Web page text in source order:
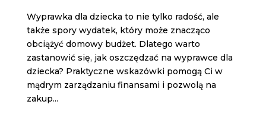
Wyprawka dla dziecka to nie tylko radość, ale
także spory wydatek, który może znacząco
obciążyć domowy budżet. Dlatego warto
zastanowić się, jak oszczędzać na wyprawce dla
dziecka? Praktyczne wskazówki pomogą Ci w
mądrym zarządzaniu finansami i pozwolą na
zakup...